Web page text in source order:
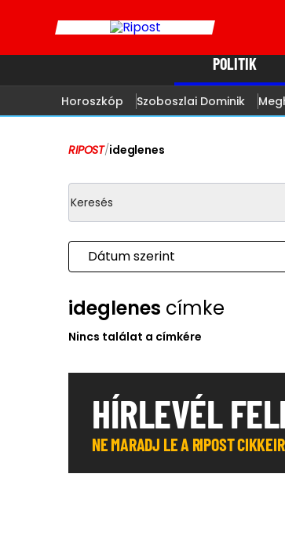
POLITIK
Horoszkóp Szoboszlai Dominik
RIPOST/ideglenes
Dátum szerint
ideglenes címke
Nincs találat a címkére
HÍRLEVÉL
NE MARADJ LE A RIPOST